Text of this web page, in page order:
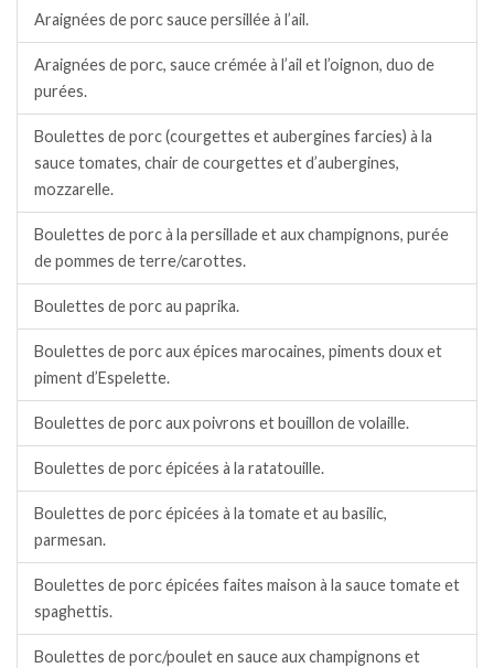
Araignées de porc sauce persillée à l’ail.
Araignées de porc, sauce crémée à l’ail et l’oignon, duo de
purées.
Boulettes de porc (courgettes et aubergines farcies) à la
sauce tomates, chair de courgettes et d’aubergines,
mozzarelle.
Boulettes de porc à la persillade et aux champignons, purée
de pommes de terre/carottes.
Boulettes de porc au paprika.
Boulettes de porc aux épices marocaines, piments doux et
piment d’Espelette.
Boulettes de porc aux poivrons et bouillon de volaille.
Boulettes de porc épicées à la ratatouille.
Boulettes de porc épicées à la tomate et au basilic,
parmesan.
Boulettes de porc épicées faites maison à la sauce tomate et
spaghettis.
Boulettes de porc/poulet en sauce aux champignons et